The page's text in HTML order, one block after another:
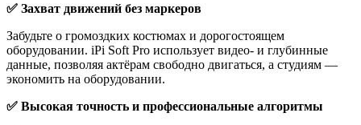
✅ Захват движений без маркеров
Забудьте о громоздких костюмах и дорогостоящем
оборудовании. iPi Soft Pro использует видео- и глубинные
данные, позволяя актёрам свободно двигаться, а студиям —
экономить на оборудовании.
✅ Высокая точность и профессиональные алгоритмы